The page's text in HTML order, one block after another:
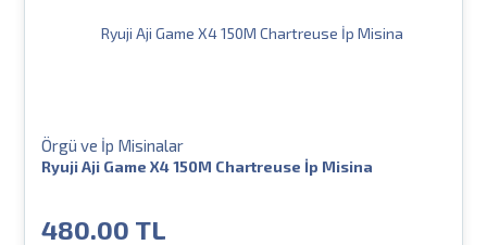
Örgü ve İp Misinalar
Ryuji Aji Game X4 150M Chartreuse İp Misina
480.00 TL